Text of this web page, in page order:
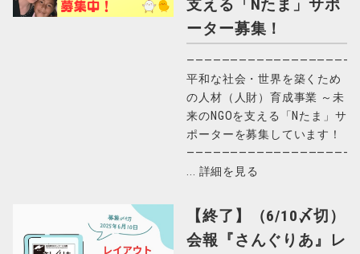
支える「Nたま」サポ
ーター募集！
平和な社会・世界を築くため
の人材（人財）育成事業 ～未
来のNGOを支える「Nたま」サ
ポーターを募集しています！
... 詳細を見る
【終了】（6/10〆切）
会報『さんぐりあ』レ